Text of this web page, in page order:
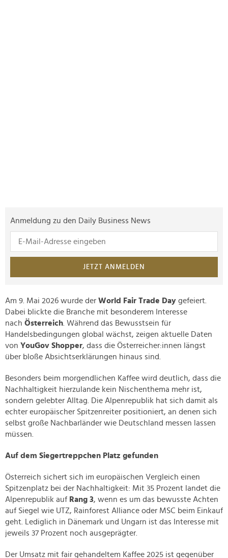
Anmeldung zu den Daily Business News
JETZT ANMELDEN
Am 9. Mai 2026 wurde der World Fair Trade Day gefeiert.
Dabei blickte die Branche mit besonderem Interesse
nach Österreich . Während das Bewusstsein für
Handelsbedingungen global wächst, zeigen aktuelle Daten
von YouGov Shopper, dass die Österreicher:innen längst
über bloße Absichtserklärungen hinaus sind.
Besonders beim morgendlichen Kaffee wird deutlich, dass die
Nachhaltigkeit hierzulande kein Nischenthema mehr ist,
sondern gelebter Alltag. Die Alpenrepublik hat sich damit als
echter europäischer Spitzenreiter positioniert, an denen sich
selbst große Nachbarländer wie Deutschland messen lassen
müssen.
Auf dem Siegertreppchen Platz gefunden
Österreich sichert sich im europäischen Vergleich einen
Spitzenplatz bei der Nachhaltigkeit: Mit 35 Prozent landet die
Alpenrepublik auf Rang 3, wenn es um das bewusste Achten
auf Siegel wie UTZ, Rainforest Alliance oder MSC beim Einkauf
geht. Lediglich in Dänemark und Ungarn ist das Interesse mit
jeweils 37 Prozent noch ausgeprägter.
Der Umsatz mit fair gehandeltem Kaffee 2025 ist gegenüber